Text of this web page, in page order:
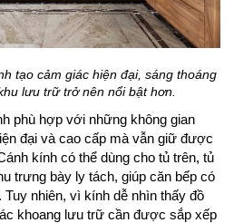
tạo cảm giác hiện đại, sáng thoáng
lưu trữ trở nên nổi bật hơn.
phù hợp với những không gian
đại và cao cấp mà vẫn giữ được
kính có thể dùng cho tủ trên, tủ
trưng bày ly tách, giúp căn bếp có
Tuy nhiên, vì kính dễ nhìn thấy đồ
khoang lưu trữ cần được sắp xếp